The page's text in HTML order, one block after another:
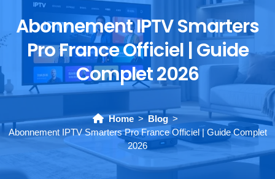
Abonnement IPTV Smarters
Pro France Officiel | Guide
Complet 2026
Home
Blog
Abonnement IPTV Smarters Pro France Officiel | Guide Complet
2026